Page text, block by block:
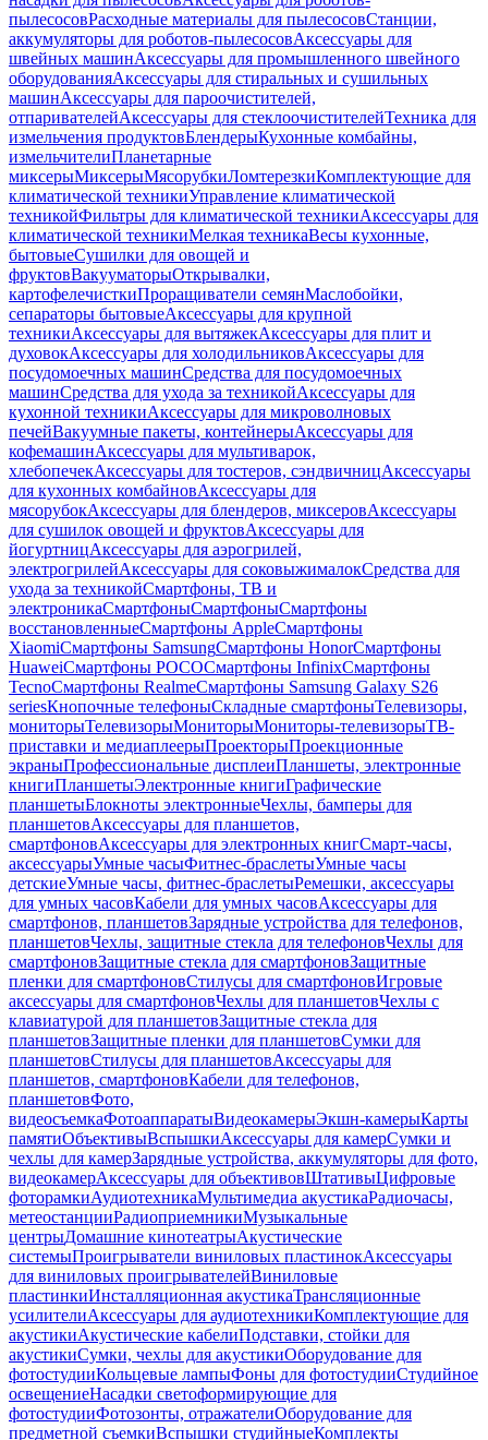
пылесосовРасходные материалы для пылесосовСтанции,
аккумуляторы для роботов-пылесосовАксессуары для
швейных машинАксессуары для промышленного швейного
оборудованияАксессуары для стиральных и сушильных
машинАксессуары для пароочистителей,
отпаривателейАксессуары для стеклоочистителейТехника для
измельчения продуктовБлендерыКухонные комбайны,
измельчителиПланетарные
миксерыМиксерыМясорубкиЛомтерезкиКомплектующие для
климатической техникиУправление климатической
техникойФильтры для климатической техникиАксессуары для
климатической техникиМелкая техникаВесы кухонные,
бытовыеСушилки для овощей и
фруктовВакууматорыОткрывалки,
картофелечисткиПроращиватели семянМаслобойки,
сепараторы бытовыеАксессуары для крупной
техникиАксессуары для вытяжекАксессуары для плит и
духовокАксессуары для холодильниковАксессуары для
посудомоечных машинСредства для посудомоечных
машинСредства для ухода за техникойАксессуары для
кухонной техникиАксессуары для микроволновых
печейВакуумные пакеты, контейнерыАксессуары для
кофемашинАксессуары для мультиварок,
хлебопечекАксессуары для тостеров, сэндвичницАксессуары
для кухонных комбайновАксессуары для
мясорубокАксессуары для блендеров, миксеровАксессуары
для сушилок овощей и фруктовАксессуары для
йогуртницАксессуары для аэрогрилей,
электрогрилейАксессуары для соковыжималокСредства для
ухода за техникойСмартфоны, ТВ и
электроникаСмартфоныСмартфоныСмартфоны
восстановленныеСмартфоны AppleСмартфоны
XiaomiСмартфоны SamsungСмартфоны HonorСмартфоны
HuaweiСмартфоны POCOСмартфоны InfinixСмартфоны
TecnoСмартфоны RealmeСмартфоны Samsung Galaxy S26
seriesКнопочные телефоныСкладные смартфоныТелевизоры,
мониторыТелевизорыМониторыМониторы-телевизорыТВ-
приставки и медиаплеерыПроекторыПроекционные
экраныПрофессиональные дисплеиПланшеты, электронные
книгиПланшетыЭлектронные книгиГрафические
планшетыБлокноты электронныеЧехлы, бамперы для
планшетовАксессуары для планшетов,
смартфоновАксессуары для электронных книгСмарт-часы,
аксессуарыУмные часыФитнес-браслетыУмные часы
детскиеУмные часы, фитнес-браслетыРемешки, аксессуары
для умных часовКабели для умных часовАксессуары для
смартфонов, планшетовЗарядные устройства для телефонов,
планшетовЧехлы, защитные стекла для телефоновЧехлы для
смартфоновЗащитные стекла для смартфоновЗащитные
пленки для смартфоновСтилусы для смартфоновИгровые
аксессуары для смартфоновЧехлы для планшетовЧехлы с
клавиатурой для планшетовЗащитные стекла для
планшетовЗащитные пленки для планшетовСумки для
планшетовСтилусы для планшетовАксессуары для
планшетов, смартфоновКабели для телефонов,
планшетовФото,
видеосъемкаФотоаппаратыВидеокамерыЭкшн-камерыКарты
памятиОбъективыВспышкиАксессуары для камерСумки и
чехлы для камерЗарядные устройства, аккумуляторы для фото,
видеокамерАксессуары для объективовШтативыЦифровые
фоторамкиАудиотехникаМультимедиа акустикаРадиочасы,
метеостанцииРадиоприемникиМузыкальные
центрыДомашние кинотеатрыАкустические
системыПроигрыватели виниловых пластинокАксессуары
для виниловых проигрывателейВиниловые
пластинкиИнсталляционная акустикаТрансляционные
усилителиАксессуары для аудиотехникиКомплектующие для
акустикиАкустические кабелиПодставки, стойки для
акустикиСумки, чехлы для акустикиОборудование для
фотостудииКольцевые лампыФоны для фотостудииСтудийное
освещениеНасадки светоформирующие для
фотостудииФотозонты, отражателиОборудование для
предметной съемкиВспышки студийныеКомплекты